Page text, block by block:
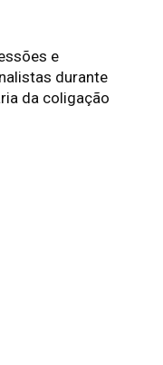
e
durante
da coligação